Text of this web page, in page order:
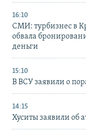
16:10
СМИ: турбизнес в
обвала
деньги
15:10
В ВСУ заявили о
14:15
Хуситы заявили об